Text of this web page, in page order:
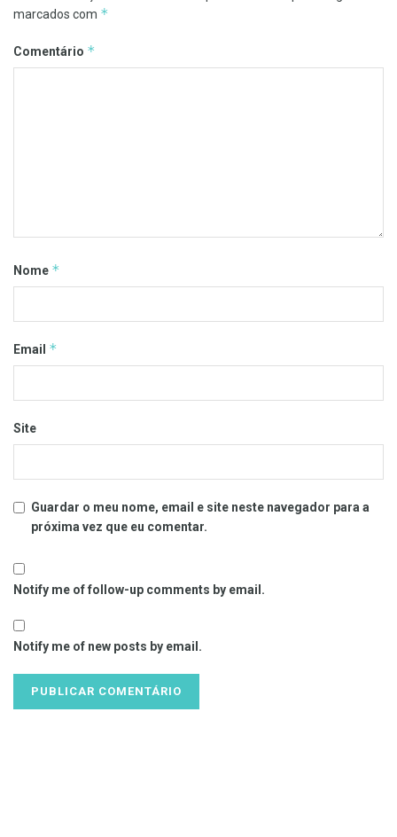
marcados com *
Comentário *
Nome *
Email *
Site
Guardar o meu nome, email e site neste navegador para a
próxima vez que eu comentar.
Notify me of follow-up comments by email.
Notify me of new posts by email.